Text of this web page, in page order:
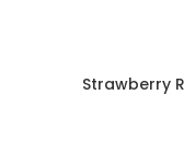
Strawberry